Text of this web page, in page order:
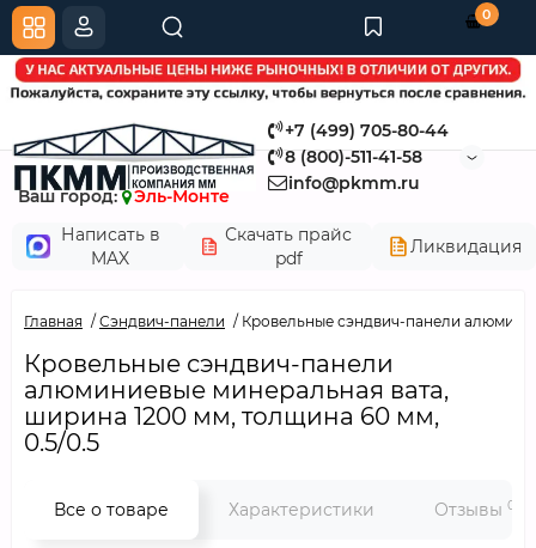
+7 (499) 705-80-44
8 (800)-511-41-58
info@pkmm.ru
Ваш город:
Эль-Монте
Написать в
MAX
Скачать прайс
pdf
Ликвидация
0
Главная Сэндвич-панели Кровельные сэндвич-панели
Кровельные сэндвич-панели
алюминиевые минеральная вата,
ширина 1200 мм, толщина 60 мм,
0.5/0.5
Все о товаре Характеристики Отзывы 0